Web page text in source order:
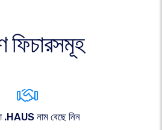
ফিচারসমূহ
.HAUS নাম বেছে নিন